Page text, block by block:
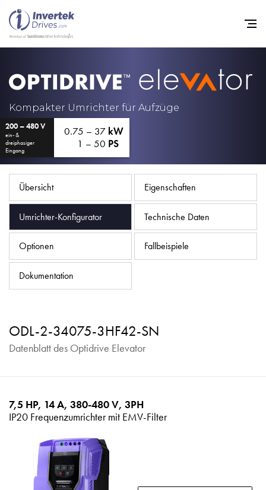
Kompakter Umrichter für Aufzüge
200 – 480 V
ein- &
dreiphasiger
Eingang
0.75 – 37 kW
1 – 50 PS
Übersicht Eigenschaften
Umrichter-Konfigurator Technische Daten
Optionen Fallbeispiele
Dokumentation
ODL-2-34075-3HF42-SN
Datenblatt des Optidrive Elevator
7,5 HP, 14 A, 380-480 V, 3PH
IP20 Frequenzumrichter mit EMV-Filter
Startseite
Frequenzumrichter
News
Karriere
Unternehmen
Kontakt